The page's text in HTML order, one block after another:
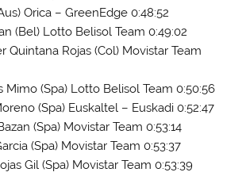
Orica – GreenEdge 0:48:52
(Bel) Lotto Belisol Team 0:49:02
Quintana Rojas (Col) Movistar Team
Mimo (Spa) Lotto Belisol Team 0:50:56
(Spa) Euskaltel – Euskadi 0:52:47
(Spa) Movistar Team 0:53:14
(Spa) Movistar Team 0:53:37
Gil (Spa) Movistar Team 0:53:39